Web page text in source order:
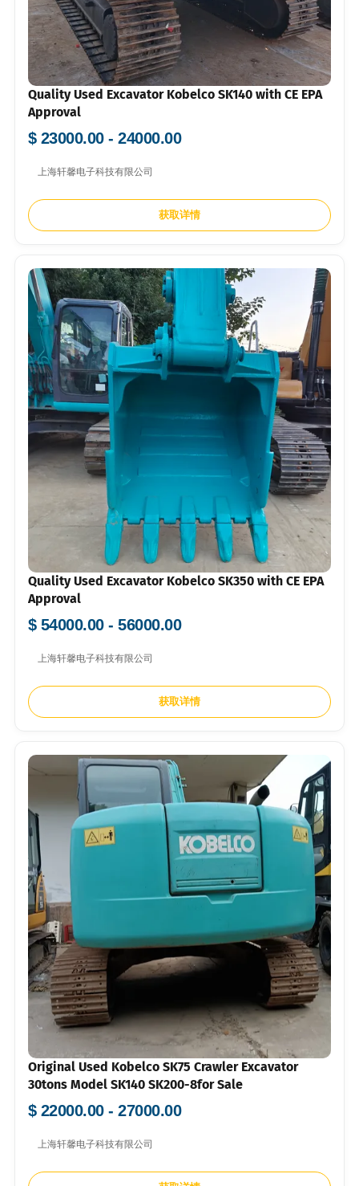
Quality Used Excavator Kobelco SK140 with CE EPA
Approval
$ 23000.00 - 24000.00
上海轩馨电子科技有限公司
获取详情
Quality Used Excavator Kobelco SK350 with CE EPA
Approval
$ 54000.00 - 56000.00
上海轩馨电子科技有限公司
获取详情
Original Used Kobelco SK75 Crawler Excavator
30tons Model SK140 SK200-8for Sale
$ 22000.00 - 27000.00
上海轩馨电子科技有限公司